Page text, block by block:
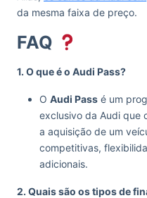
da mesma faixa de preço.
FAQ
1. O que é o Audi Pass?
O Audi Pass é um
exclusivo da Audi que
a aquisição de um
competitivas,
adicionais.
2. Quais são os tipos de